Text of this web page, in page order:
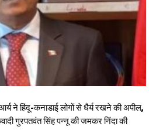
ने हिंदू-कनाडाई लोगों से धैर्य रखने की अपील,
गुरपतवंत सिंह पन्नू की जमकर निंदा की